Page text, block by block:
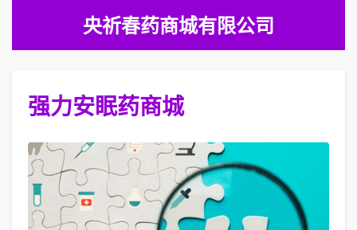
央祈春药商城有限公司
强力安眠药商城